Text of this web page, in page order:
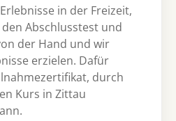
in der Freizeit,
Abschlusstest und
der Hand und wir
erzielen. Dafür
durch
Kurs in Zittau